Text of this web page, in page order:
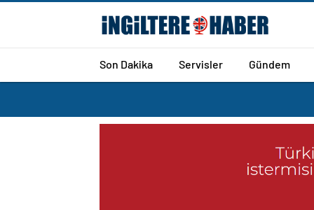
Son Dakika Servisler Gündem